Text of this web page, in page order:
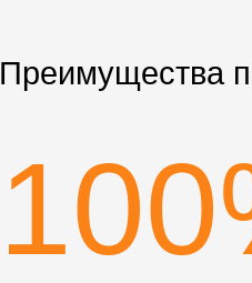
Преимущества